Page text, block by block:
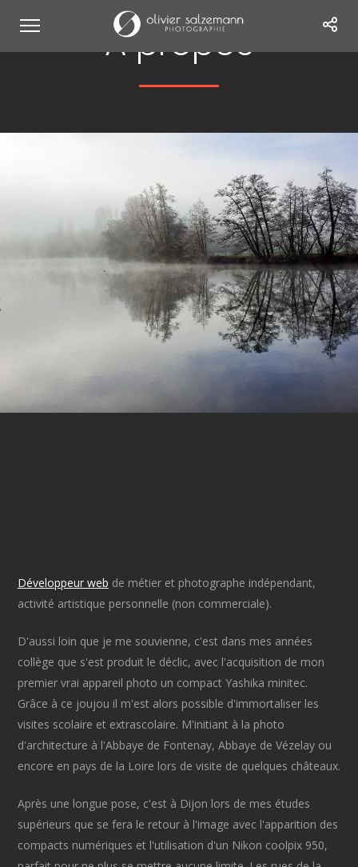
A propos
Développeur web de métier et photographe indépendant,
activité artistique personnelle (non commerciale).
D'aussi loin que je me souvienne, c'est dans mes années
collège que s'est produit le déclic, avec l'acquisition de mon
premier vrai appareil photo un compact Yashika minitec.
Grâce à ce joujou il m'est alors possible d'immortaliser les
visites scolaire et extrascolaire. M'initiant à la photo
d'architecture à l'Abbaye de Fontenay, Abbaye de Vézelay ou
encore en pays de la Loire lors de visite de quelques châteaux.
Après une longue pose, c'est à Dijon lors de mes études
supérieurs que se fera le retour à l'image avec l'apparition des
compacts numériques et l'utilisation d'un Nikon coolpix 950,